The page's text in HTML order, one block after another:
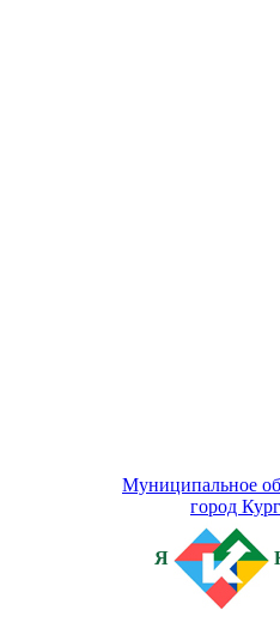
Муниципальное
город
Я